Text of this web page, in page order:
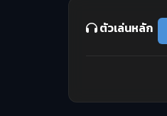
ตัวเล่นหลัก